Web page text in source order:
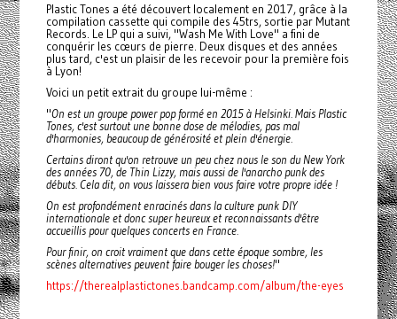
Plastic Tones a été découvert localement en 2017, grâce à la
compilation cassette qui compile des 45trs, sortie par Mutant
Records. Le LP qui a suivi, "Wash Me With Love" a fini de
conquérir les cœurs de pierre. Deux disques et des années
plus tard, c'est un plaisir de les recevoir pour la première fois
à Lyon!
Voici un petit extrait du groupe lui-même :
"On est un groupe power pop formé en 2015 à Helsinki. Mais Plastic
Tones, c'est surtout une bonne dose de mélodies, pas mal
d'harmonies, beaucoup de générosité et plein d'énergie.
Certains diront qu'on retrouve un peu chez nous le son du New York
des années 70, de Thin Lizzy, mais aussi de l'anarcho punk des
débuts. Cela dit, on vous laissera bien vous faire votre propre idée !
On est profondément enracinés dans la culture punk DIY
internationale et donc super heureux et reconnaissants d'être
accueillis pour quelques concerts en France.
Pour finir, on croit vraiment que dans cette époque sombre, les
scènes alternatives peuvent faire bouger les choses!"
https://therealplastictones.bandcamp.com/album/the-eyes